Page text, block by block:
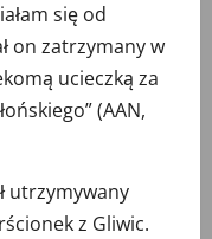
się od
on zatrzymany w
ucieczką za
(AAN,
utrzymywany
z Gliwic.